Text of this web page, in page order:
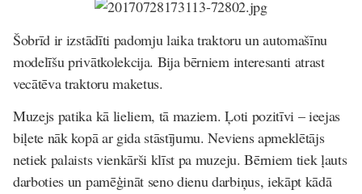
Šobrīd ir izstādīti padomju laika traktoru un automašīnu
modelīšu privātkolekcija. Bija bērniem interesanti atrast
vecātēva traktoru maketus.
Muzejs patika kā lieliem, tā maziem. Ļoti pozitīvi – ieejas
biļete nāk kopā ar gida stāstījumu. Neviens apmeklētājs
netiek palaists vienkārši klīst pa muzeju. Bērniem tiek ļauts
darboties un pamēģināt seno dienu darbiņus, iekāpt kādā